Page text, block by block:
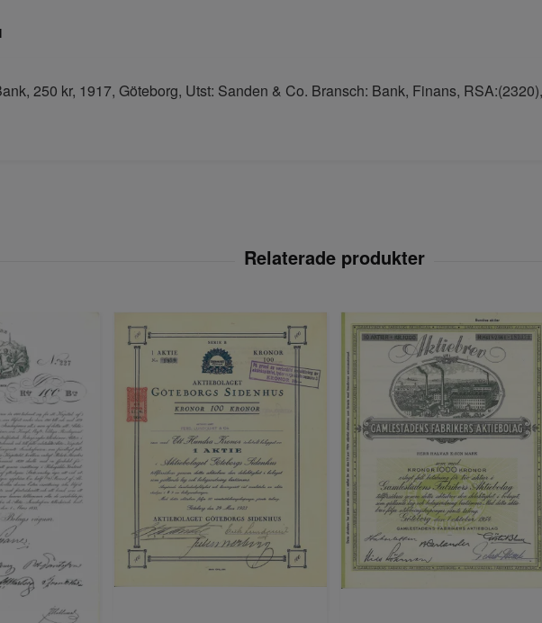
250 kr, 1917, Göteborg, Utst: Sanden & Co. Bransch: Bank, Finans,